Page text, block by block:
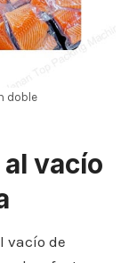
doble
vacío
vacío de